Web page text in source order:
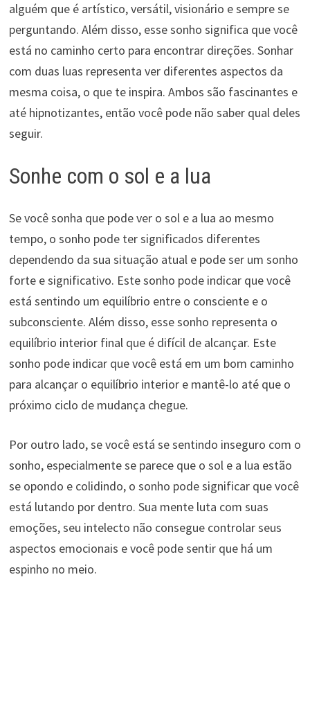
alguém que é artístico, versátil, visionário e sempre se
perguntando. Além disso, esse sonho significa que você
está no caminho certo para encontrar direções. Sonhar
com duas luas representa ver diferentes aspectos da
mesma coisa, o que te inspira. Ambos são fascinantes e
até hipnotizantes, então você pode não saber qual deles
seguir.
Sonhe com o sol e a lua
Se você sonha que pode ver o sol e a lua ao mesmo
tempo, o sonho pode ter significados diferentes
dependendo da sua situação atual e pode ser um sonho
forte e significativo. Este sonho pode indicar que você
está sentindo um equilíbrio entre o consciente e o
subconsciente. Além disso, esse sonho representa o
equilíbrio interior final que é difícil de alcançar. Este
sonho pode indicar que você está em um bom caminho
para alcançar o equilíbrio interior e mantê-lo até que o
próximo ciclo de mudança chegue.
Por outro lado, se você está se sentindo inseguro com o
sonho, especialmente se parece que o sol e a lua estão
se opondo e colidindo, o sonho pode significar que você
está lutando por dentro. Sua mente luta com suas
emoções, seu intelecto não consegue controlar seus
aspectos emocionais e você pode sentir que há um
espinho no meio.